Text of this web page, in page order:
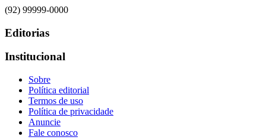
(92) 99999-0000
Editorias
Institucional
Sobre
Política editorial
Termos de uso
Política de privacidade
Anuncie
Fale conosco